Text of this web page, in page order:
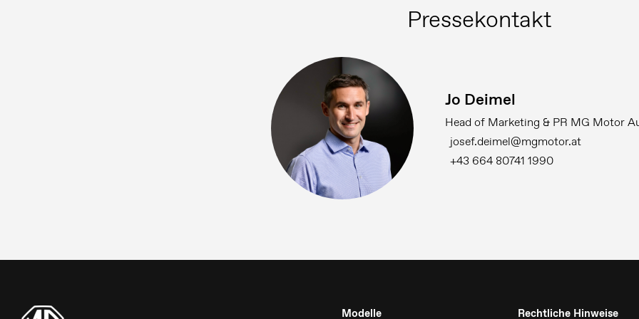
Pressekontakt
Jo Deimel
Head of Marketing & PR MG Motor
josef.deimel@mgmotor.at
+43 664 80741 1990
Modelle Rechtliche Hinweise